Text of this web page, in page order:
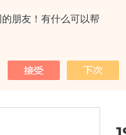
朋友！有什么可以帮
我的位置： >产品